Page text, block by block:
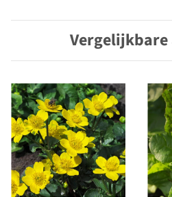
winstgevend -
beginner-zaad set